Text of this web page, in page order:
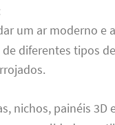
um ar moderno e
diferentes tipos
nichos, painéis